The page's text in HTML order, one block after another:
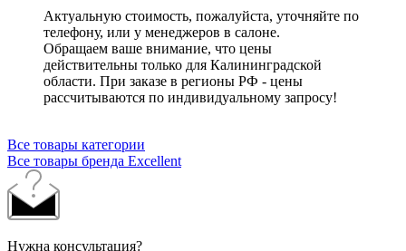
Актуальную стоимость, пожалуйста, уточняйте по
телефону, или у менеджеров в салоне.
Обращаем ваше внимание, что цены
действительны только для Калининградской
области. При заказе в регионы РФ - цены
рассчитываются по индивидуальному запросу!
Все товары категории
Все товары бренда Excellent
Нужна консультация?